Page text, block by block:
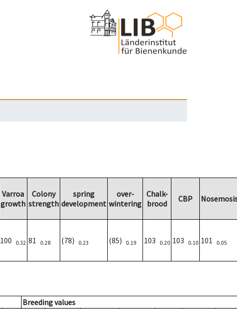
Varroa
growth
Colony
strength
spring
development
over-
wintering
Chalk-
brood
CBP
100 0.32 81 0.28 (78) 0.23 (85) 0.19 103 0.20 103 0.10 101 0.05
Breeding values